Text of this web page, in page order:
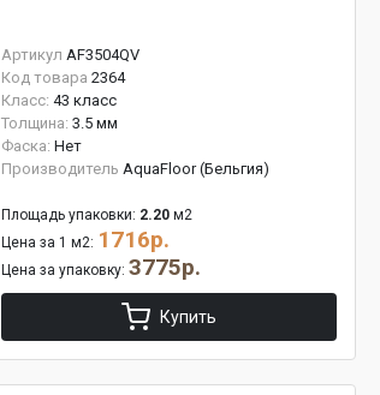
Артикул AF3504QV
Код товара 2364
Класс: 43 класс
Толщина: 3.5 мм
Фаска: Нет
Производитель AquaFloor (Бельгия)
Площадь упаковки: 2.20 м2
Цена за 1 м2: 1716р.
Цена за упаковку: 3775р.
Купить